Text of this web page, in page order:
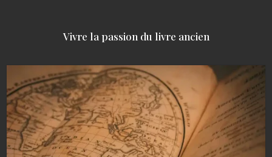
Vivre la passion du livre ancien